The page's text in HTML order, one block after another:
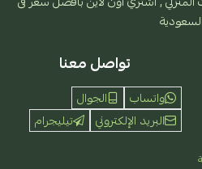
السعودية
تواصل معنا
واتساب
الجوال
البريد الإلكتروني
تيليجرام